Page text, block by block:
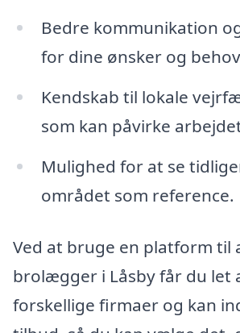
Bedre kommunikation
for dine ønsker og
Kendskab til lokale
som kan påvirke
Mulighed for at se
området som reference.
Ved at bruge en platform til
brolægger i Låsby får du let
forskellige firmaer og kan